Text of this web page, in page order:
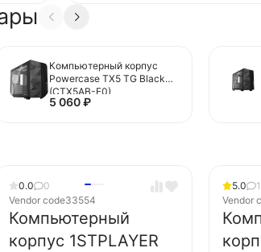
Компьютерный корпус
Powercase TX5 TG Black
(CTX5AB-F0)
5 060₽
0.0
0
Vendor code33554
Компьютерный
корпус 1STPLAYER
5.0 1
Vendor